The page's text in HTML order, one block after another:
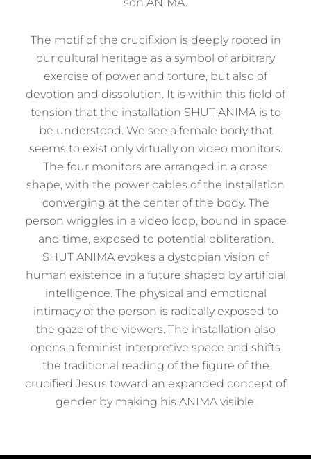
The motif of the crucifixion is deeply rooted in
our cultural heritage as a symbol of arbitrary
exercise of power and torture, but also of
devotion and dissolution. It is within this field of
tension that the installation SHUT ANIMA is to
be understood. We see a female body that
seems to exist only virtually on video monitors.
The four monitors are arranged in a cross
shape, with the power cables of the installation
converging at the center of the body. The
person wriggles in a video loop, bound in space
and time, exposed to potential obliteration.
SHUT ANIMA evokes a dystopian vision of
human existence in a future shaped by artificial
intelligence. The physical and emotional
intimacy of the person is radically exposed to
the gaze of the viewers. The installation also
opens a feminist interpretive space and shifts
the traditional reading of the figure of the
crucified Jesus toward an expanded concept of
gender by making his ANIMA visible.